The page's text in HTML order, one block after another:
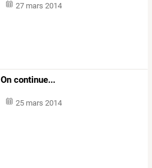
27 mars 2014
On continue...
25 mars 2014